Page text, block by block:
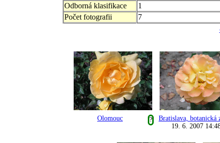
Odborná klasifikace
1
Počet fotografii
7
Olomouc ?
Bratislava, botanická
19. 6. 2007